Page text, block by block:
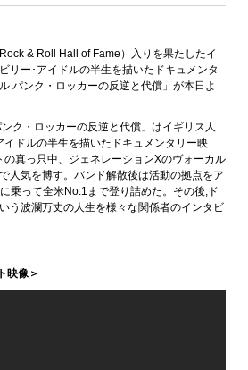
& Roll Hall of Fame）入りを果たしたイ
リー･アイドルの半生を描いたドキュメンタ
パンク・ロッカーの反逆と代償」が本日よ
ク・ロッカーの反逆と代償」はイギリス人
イドルの半生を描いたドキュメンタリー映
真っ只中、ジェネレーションXのヴォーカル
人気を博す。バンド解散後は活動の拠点をア
乗って全米No.1まで登り詰めた。その後,ド
う波瀾万丈の人生を様々な関係者のインタビ
映像＞